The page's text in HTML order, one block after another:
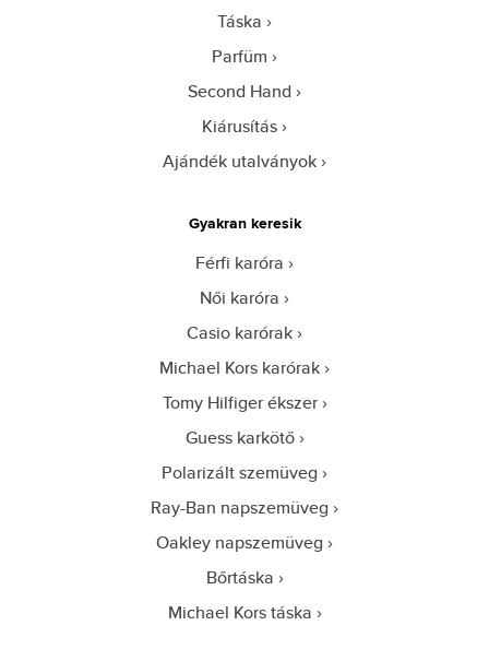
Táska
Parfüm
Second Hand
Kiárusítás
Ajándék utalványok
Gyakran keresik
Férfi karóra
Női karóra
Casio karórak
Michael Kors karórak
Tomy Hilfiger ékszer
Guess karkötő
Polarizált szemüveg
Ray-Ban napszemüveg
Oakley napszemüveg
Bőrtáska
Michael Kors táska